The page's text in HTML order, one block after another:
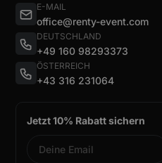
E-MAIL
office@renty-event.com
DEUTSCHLAND
+49 160 98293373
ÖSTERREICH
+43 316 231064
Jetzt 10% Rabatt sichern